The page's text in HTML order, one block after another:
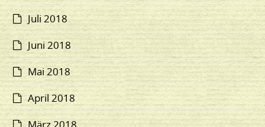
Juli 2018
Juni 2018
Mai 2018
April 2018